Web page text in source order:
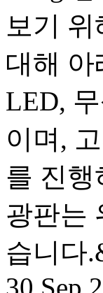
보기
대해 아
LED,
이며,
를 진행
광판는
습니다